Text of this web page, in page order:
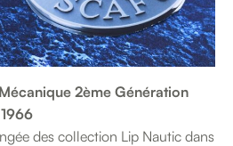
2ème Génération
des collection Lip Nautic dans